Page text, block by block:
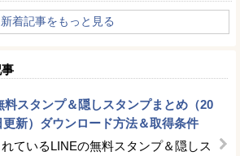
新着記事をもっと見る
料スタンプ＆隠しスタンプまとめ（20
更新）ダウンロード方法＆取得条件
ているLINEの無料スタンプ＆隠しス